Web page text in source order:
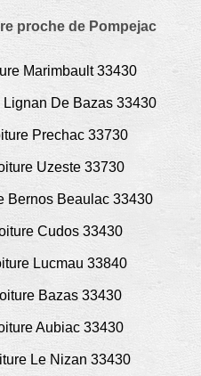
proche de Pompejac
Marimbault 33430
Lignan De Bazas 33430
Prechac 33730
Uzeste 33730
Bernos Beaulac 33430
Cudos 33430
Lucmau 33840
Bazas 33430
Aubiac 33430
Le Nizan 33430